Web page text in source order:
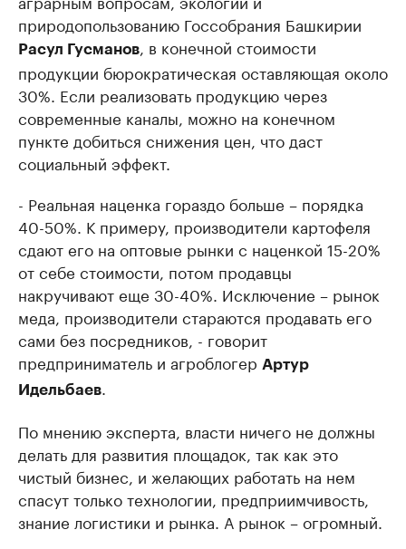
природопользованию Госсобрания Башкирии
Расул Гусманов, в конечной стоимости
продукции бюрократическая оставляющая около
30%. Если реализовать продукцию через
современные каналы, можно на конечном
пункте добиться снижения цен, что даст
социальный эффект.
- Реальная наценка гораздо больше – порядка
40-50%. К примеру, производители картофеля
сдают его на оптовые рынки с наценкой 15-20%
от себе стоимости, потом продавцы
накручивают еще 30-40%. Исключение – рынок
меда, производители стараются продавать его
сами без посредников, - говорит
предприниматель и агроблогер Артур
Идельбаев.
По мнению эксперта, власти ничего не должны
делать для развития площадок, так как это
чистый бизнес, и желающих работать на нем
спасут только технологии, предприимчивость,
знание логистики и рынка. А рынок – огромный.